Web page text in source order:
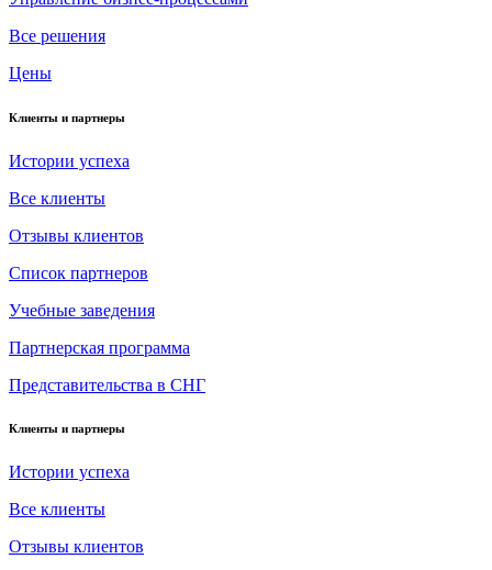
Все решения
Цены
Клиенты и партнеры
Истории успеха
Все клиенты
Отзывы клиентов
Список партнеров
Учебные заведения
Партнерская программа
Представительства в СНГ
Клиенты и партнеры
Истории успеха
Все клиенты
Отзывы клиентов